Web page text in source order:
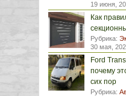
19 июня,
Как
Рубрика:
30 мая,
Ford
почему
сих пор
Рубрика: